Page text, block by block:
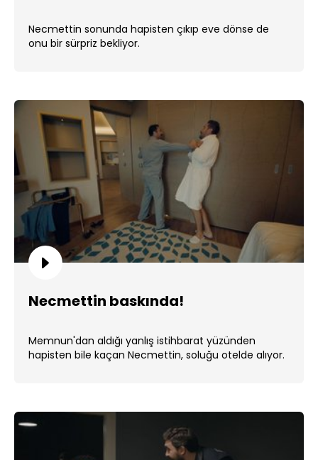
Necmettin sonunda hapisten çıkıp eve dönse de
onu bir sürpriz bekliyor.
Necmettin baskında!
Memnun'dan aldığı yanlış istihbarat yüzünden
hapisten bile kaçan Necmettin, soluğu otelde alıyor.